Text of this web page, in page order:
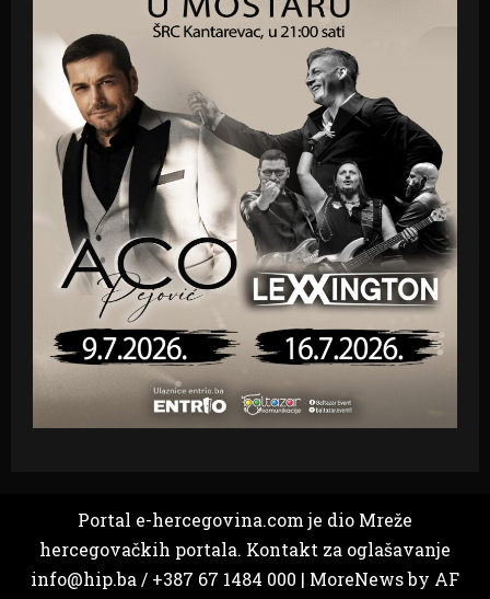
Portal e-hercegovina.com je dio Mreže
hercegovačkih portala. Kontakt za oglašavanje
info@hip.ba / +387 67 1484 000 | MoreNewsby AF